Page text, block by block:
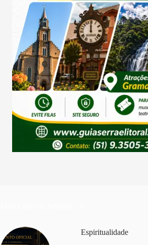
Espiritualidade